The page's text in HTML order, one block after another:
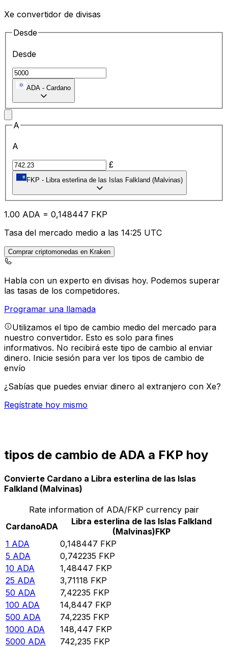
Xe convertidor de divisas
Desde
Desde
ADA - Cardano
A
A
£
FKP - Libra esterlina de las Islas Falkland (Malvinas)
1.00 ADA = 0,148447 FKP
Tasa del mercado medio a las 14:25 UTC
Comprar criptomonedas en Kraken
Habla con un experto en divisas hoy. Podemos superar
las tasas de los competidores.
Programar una llamada
Utilizamos el tipo de cambio medio del mercado para
nuestro convertidor. Esto es solo para fines
informativos. No recibirá este tipo de cambio al enviar
dinero. Inicie sesión para ver los tipos de cambio de
envío
¿Sabías que puedes enviar dinero al extranjero con Xe?
Regístrate hoy mismo
tipos de cambio de ADA a FKP hoy
Convierte Cardano a Libra esterlina de las Islas
Falkland (Malvinas)
Rate information of ADA/FKP currency pair
CardanoADA
Libra esterlina de las Islas Falkland
(Malvinas)FKP
1 ADA 0,148447 FKP
5 ADA 0,742235 FKP
10 ADA 1,48447 FKP
25 ADA 3,71118 FKP
50 ADA 7,42235 FKP
100 ADA 14,8447 FKP
500 ADA 74,2235 FKP
1000 ADA 148,447 FKP
5000 ADA 742,235 FKP